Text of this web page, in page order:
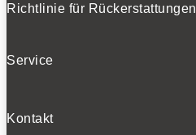
Richtlinie für Rückerstattungen
Service
Kontakt